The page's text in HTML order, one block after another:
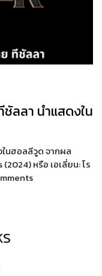
ลลา นำแสดงใน
นฮอลลีวูด จากผล
หรือ เอเลี่ยน: โร